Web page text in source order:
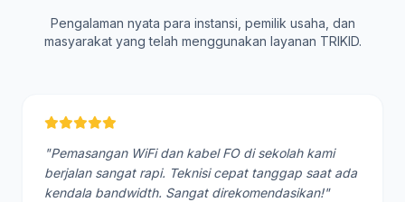
Pengalaman nyata para instansi, pemilik usaha, dan
masyarakat yang telah menggunakan layanan TRIKID.
"Pemasangan WiFi dan kabel FO di sekolah kami
berjalan sangat rapi. Teknisi cepat tanggap saat ada
kendala bandwidth. Sangat direkomendasikan!"